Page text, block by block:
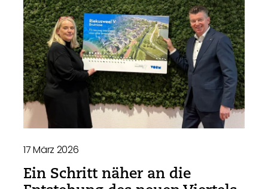
17 März 2026
Ein Schritt näher an die